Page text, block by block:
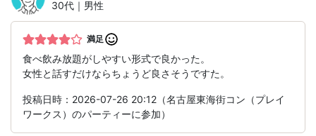
30代｜男性
満足
食べ飲み放題がしやすい形式で良かった。
女性と話すだけならちょうど良さそうですた。
投稿日時：2026-07-26 20:12（名古屋東海街コン（プレイ
ワークス）のパーティーに参加）